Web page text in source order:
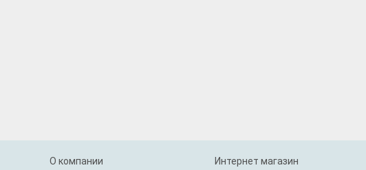
О компании Интернет магазин